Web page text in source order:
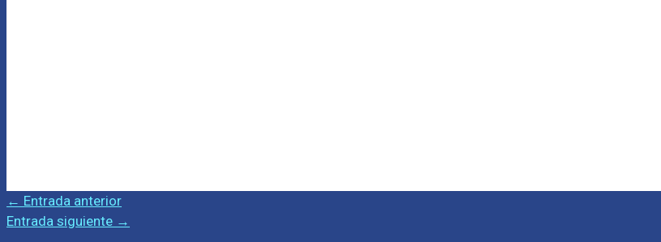
← Entrada anterior
Entrada siguiente →